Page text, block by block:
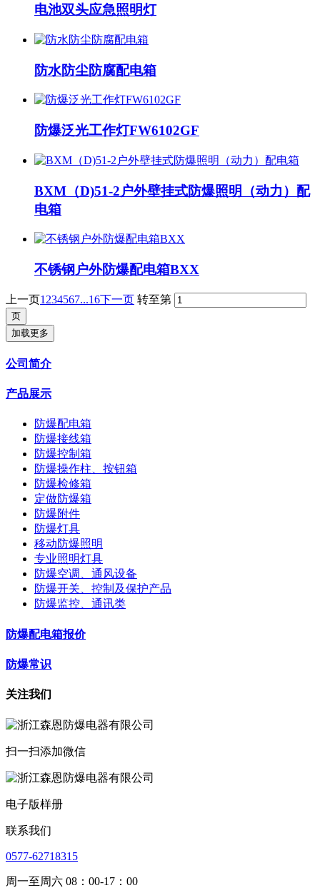
电池双头应急照明灯
防水防尘防腐配电箱
防爆泛光工作灯FW6102GF
BXM（D)51-2户外壁挂式防爆照明（动力）配
电箱
不锈钢户外防爆配电箱BXX
上一页1 234567...16下一页 转至第
加载更多
公司简介
产品展示
防爆配电箱
防爆接线箱
防爆控制箱
防爆操作柱、按钮箱
防爆检修箱
定做防爆箱
防爆附件
防爆灯具
移动防爆照明
专业照明灯具
防爆空调、通风设备
防爆开关、控制及保护产品
防爆监控、通讯类
防爆配电箱报价
防爆常识
关注我们
扫一扫添加微信
电子版样册
联系我们
0577-62718315
周一至周六 08：00-17：00